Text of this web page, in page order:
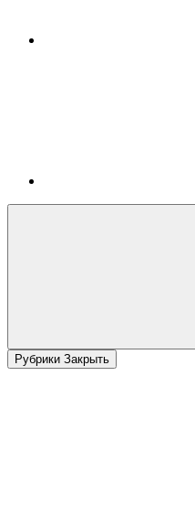
Рубрики Закрыть